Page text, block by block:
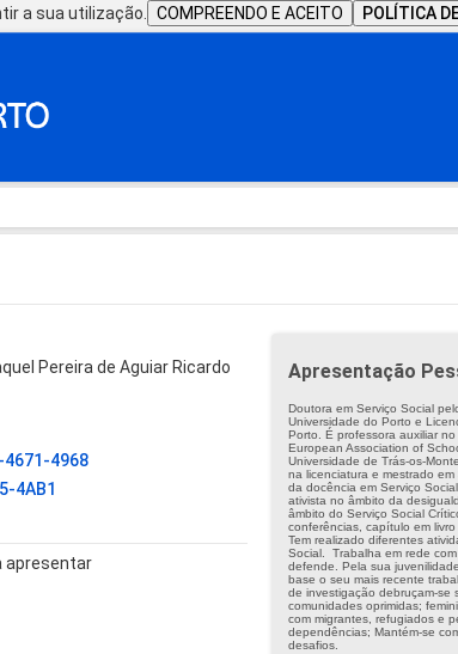
a sua utilização. COMPREENDO E ACEITO POLÍTICA
Pereira de Aguiar Ricardo
4968
4AB1
apresentar
Apresentação
Doutora em Serviço Social
Universidade do Porto e
Porto. É professora auxiliar
European Association of
Universidade de Trás-os-
na licenciatura e mestrado em
da docência em Serviço
ativista no âmbito da
âmbito do Serviço Social
conferências, capítulo em
Tem realizado diferentes
Social. Trabalha em rede
defende. Pela sua
base o seu mais recente
de investigação debruçam-se
comunidades oprimidas;
com migrantes, refugiados e
dependências; Mantém-se
desafios.